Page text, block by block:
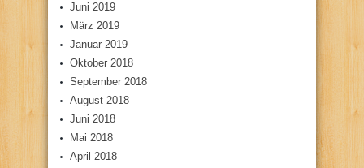
Juni 2019
März 2019
Januar 2019
Oktober 2018
September 2018
August 2018
Juni 2018
Mai 2018
April 2018